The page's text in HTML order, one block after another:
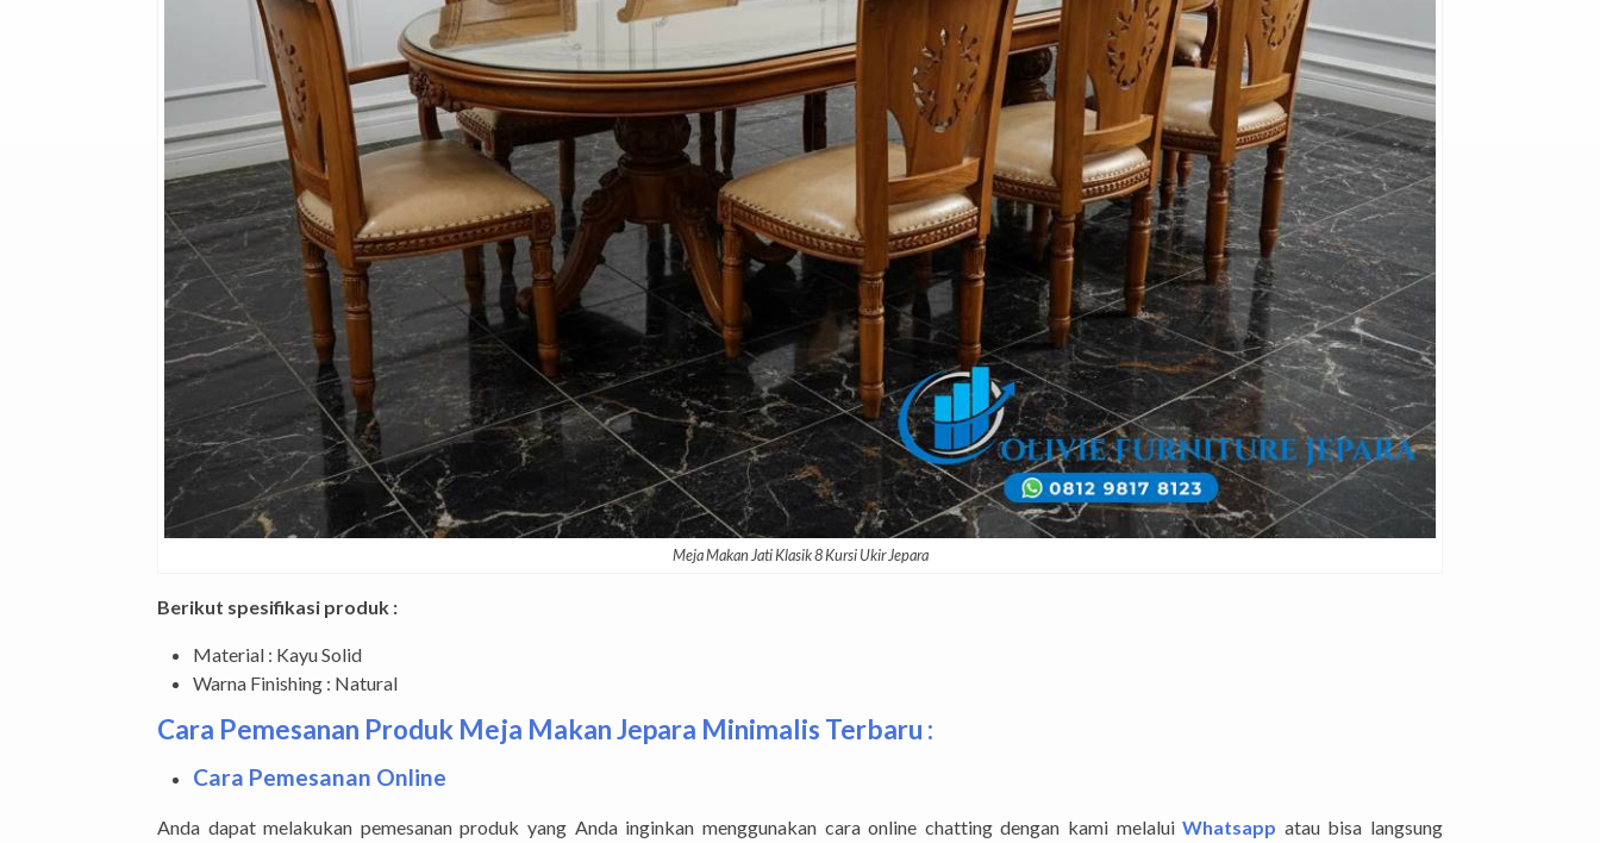
Meja Makan Jati Klasik 8 Kursi Ukir Jepara
Berikut spesifikasi produk :
Material : Kayu Solid
Warna Finishing : Natural
Cara Pemesanan Produk Meja Makan Jepara Minimalis Terbaru :
Cara Pemesanan Online
Anda dapat melakukan pemesanan produk yang Anda inginkan menggunakan cara online chatting dengan kami melaluiWhatsapp atau bisa langsung